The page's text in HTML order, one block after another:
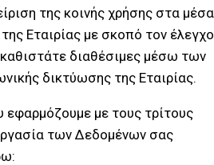
της κοινής χρήσης στα μέσα
Εταιρίας με σκοπό τον έλεγχο
διαθέσιμες μέσω των
δικτύωσης της Εταιρίας.
εφαρμόζουμε με τους τρίτους
των Δεδομένων σας